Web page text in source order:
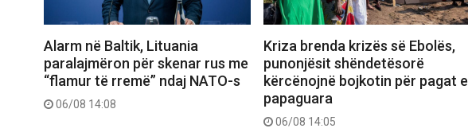
Alarm në Baltik, Lituania
paralajmëron për skenar rus me
“flamur të rremë” ndaj NATO-s
06/08 14:08
Kriza brenda krizës së Ebolës,
punonjësit shëndetësorë
kërcënojnë bojkotin për pagat e
papaguara
06/08 14:05